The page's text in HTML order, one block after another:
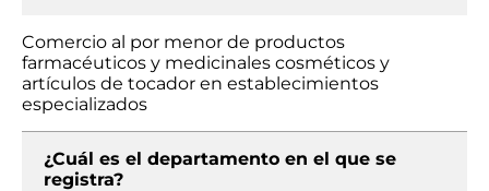
Comercio al por menor de productos
farmacéuticos y medicinales cosméticos y
artículos de tocador en establecimientos
especializados
¿Cuál es el departamento en el que se
registra?